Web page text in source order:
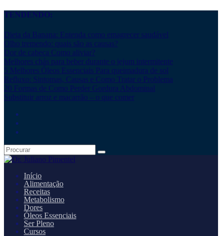
TENDENDO:
Dieta da Banana: Entenda como emagrecer saudável
Olho tremendo: quais são as causas?
Dor de cabeça Como aliviar?
Melhores chás para beber durante o jejum intermitente
5 Melhores Óleos Essenciais Para queimadura de sol
Refluxo: Sintomas, Causas e Como Tratar o Problema
20 Formas de Como Perder Gordura Abdominal
Substituir arroz e macarrão – o que comer
Início
Alimentação
Receitas
Metabolismo
Dores
Óleos Essenciais
Ser Pleno
Cursos